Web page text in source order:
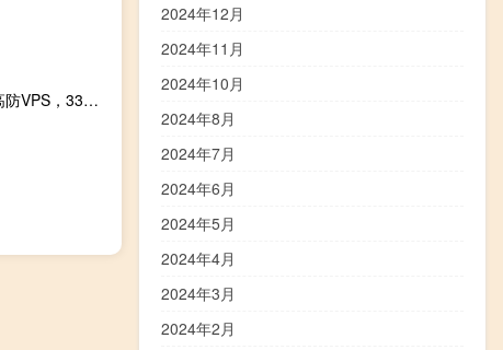
小黑云数据：美国洛杉矶三网回程联通AS9929优化线路高防VPS，33元/月起，美国原生IP、单机防御1TB
2024年12月
2024年11月
2024年10月
2024年8月
2024年7月
2024年6月
2024年5月
2024年4月
2024年3月
2024年2月